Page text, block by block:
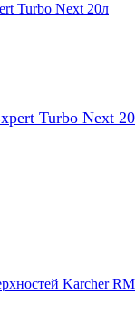
Turbo Next